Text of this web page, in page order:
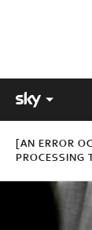
[AN ERROR
PROCESSING